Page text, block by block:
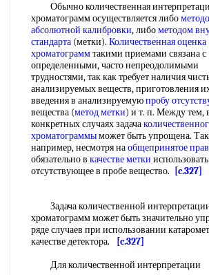
Обычно количественная
хроматограмм осуществляется либо
абсолютной калибровки, либометодом
стандарта (метки). Количественная оценка
хроматограммтакими приемами связана с
определенными, часто непреодолимыми
трудностями, так как требует наличия
анализируемых веществ, приготовления
введения в анализируемуюпробу
вещества (метод метки) и т. п. Между тем,
конкретных случаях задача
хроматограммыможет быть упрощена.
например, несмотря наобщепринятое
обязательно в качестве метки использовать
отсутствующее в пробе вещество.
[c.327]
Задача количественной
хроматограмм может быть значительно
ряде случаев при использовании
качестве детектора.
[c.327]
Для количественной интерпретации